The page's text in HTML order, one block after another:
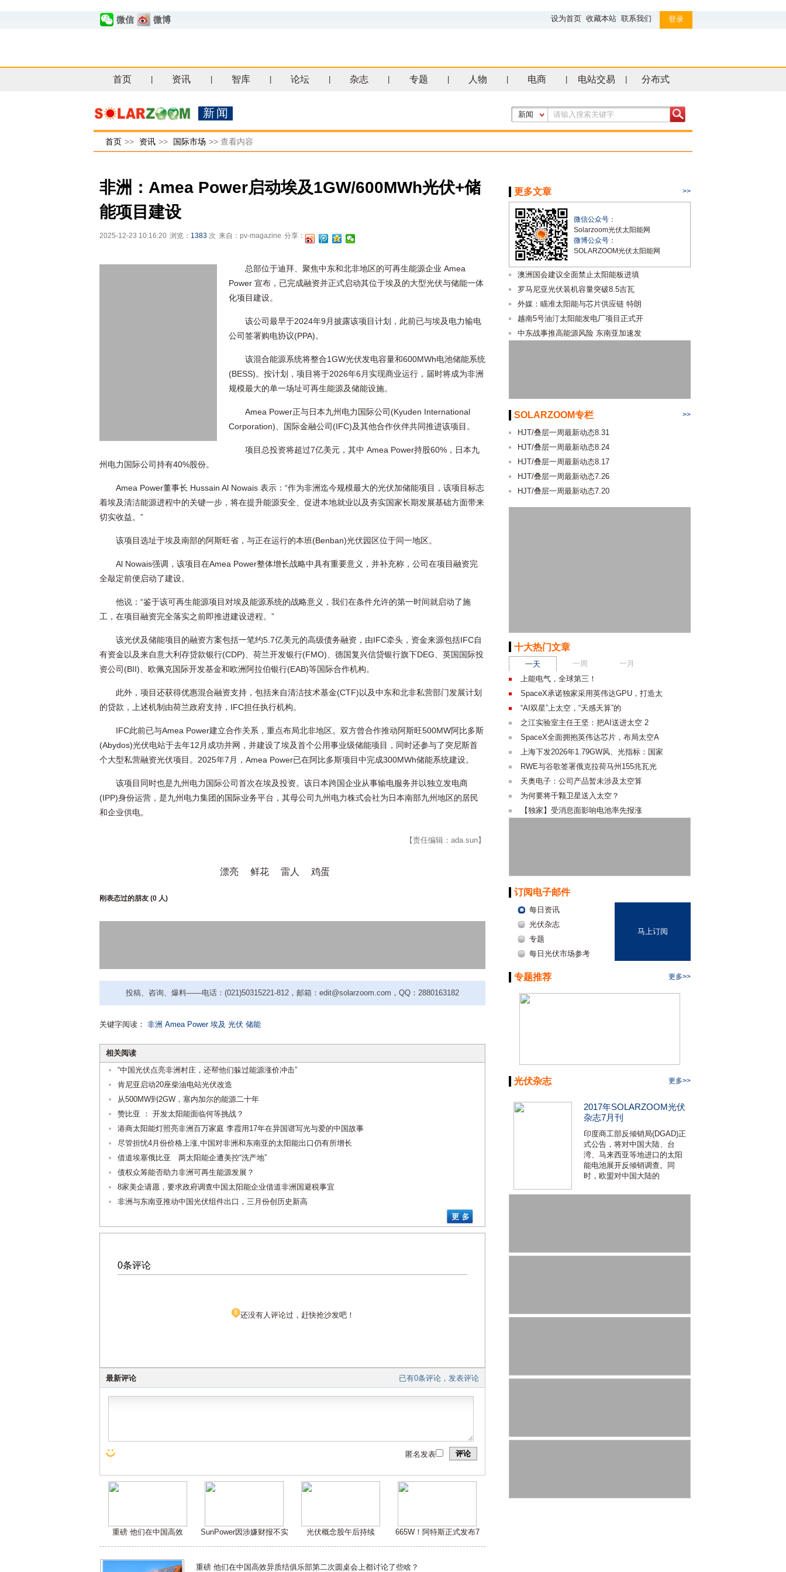
微信 微博 设为首页 收藏本站 联系我们 登录
首页 资讯 智库 论坛 杂志 专题 人物 电商 电站交易 分布式
新闻 新闻
首页 >> 资讯 >> 国际市场 >> 查看内容
非洲：Amea Power启动埃及1GW/600MWh光伏+储
能项目建设
2025-12-23 10:16:20 浏览： 1383 次 来自：pv-magazine 分享：
总部位于迪拜、聚焦中东和北非地区的可再生能源企业 Amea
Power 宣布，已完成融资并正式启动其位于埃及的大型光伏与储能一体
化项目建设。
该公司最早于2024年9月披露该项目计划，此前已与埃及电力输电
公司签署购电协议(PPA)。
该混合能源系统将整合1GW光伏发电容量和600MWh电池储能系统
(BESS)。按计划，项目将于2026年6月实现商业运行，届时将成为非洲
规模最大的单一场址可再生能源及储能设施。
Amea Power正与日本九州电力国际公司(Kyuden International
Corporation)、国际金融公司(IFC)及其他合作伙伴共同推进该项目。
项目总投资将超过7亿美元，其中 Amea Power持股60%，日本九
州电力国际公司持有40%股份。
Amea Power董事长 Hussain Al Nowais 表示：“作为非洲迄今规模最大的光伏加储能项目，该项目标志
着埃及清洁能源进程中的关键一步，将在提升能源安全、促进本地就业以及夯实国家长期发展基础方面带来
切实收益。”
该项目选址于埃及南部的阿斯旺省，与正在运行的本班(Benban)光伏园区位于同一地区。
Al Nowais强调，该项目在Amea Power整体增长战略中具有重要意义，并补充称，公司在项目融资完
全敲定前便启动了建设。
他说：“鉴于该可再生能源项目对埃及能源系统的战略意义，我们在条件允许的第一时间就启动了施
工，在项目融资完全落实之前即推进建设进程。”
该光伏及储能项目的融资方案包括一笔约5.7亿美元的高级债务融资，由IFC牵头，资金来源包括IFC自
有资金以及来自意大利存贷款银行(CDP)、荷兰开发银行(FMO)、德国复兴信贷银行旗下DEG、英国国际投
资公司(BII)、欧佩克国际开发基金和欧洲阿拉伯银行(EAB)等国际合作机构。
此外，项目还获得优惠混合融资支持，包括来自清洁技术基金(CTF)以及中东和北非私营部门发展计划
的贷款，上述机制由荷兰政府支持，IFC担任执行机构。
IFC此前已与Amea Power建立合作关系，重点布局北非地区。双方曾合作推动阿斯旺500MW阿比多斯
(Abydos)光伏电站于去年12月成功并网，并建设了埃及首个公用事业级储能项目，同时还参与了突尼斯首
个大型私营融资光伏项目。2025年7月，Amea Power已在阿比多斯项目中完成300MWh储能系统建设。
该项目同时也是九州电力国际公司首次在埃及投资。该日本跨国企业从事输电服务并以独立发电商
(IPP)身份运营，是九州电力集团的国际业务平台，其母公司九州电力株式会社为日本南部九州地区的居民
和企业供电。
【责任编辑：ada.sun】
漂亮 鲜花 雷人 鸡蛋
刚表态过的朋友 (0 人)
投稿、咨询、爆料——电话：(021)50315221-812，邮箱：edit@solarzoom.com，QQ：2880163182
关键字阅读： 非洲 Amea Power 埃及 光伏 储能
相关阅读
“中国光伏点亮非洲村庄，还帮他们躲过能源涨价冲击”
肯尼亚启动20座柴油电站光伏改造
从500MW到2GW，塞内加尔的能源二十年
赞比亚 ： 开发太阳能面临何等挑战？
港商太阳能灯照亮非洲百万家庭 李霞用17年在异国谱写光与爱的中国故事
尽管担忧4月份价格上涨,中国对非洲和东南亚的太阳能出口仍有所增长
借道埃塞俄比亚 两太阳能企遭美控“洗产地”
债权众筹能否助力非洲可再生能源发展？
8家美企请愿，要求政府调查中国太阳能企业借道非洲国避税事宜
非洲与东南亚推动中国光伏组件出口，三月份创历史新高
0条评论
还没有人评论过，赶快抢沙发吧！
已有0条评论，发表评论
最新评论
评论
匿名发表
重磅 他们在中国高效 SunPower因涉嫌财报不实 光伏概念股午后持续 665W！阿特斯正式发布7
重磅 他们在中国高效异质结俱乐部第二次圆桌会上都讨论了些啥？
更多文章 >>
微信公众号：
Solarzoom光伏太阳能网
微博公众号：
SOLARZOOM光伏太阳能网
澳洲国会建议全面禁止太阳能板进填
罗马尼亚光伏装机容量突破8.5吉瓦
外媒：瞄准太阳能与芯片供应链 特朗
越南5号油汀太阳能发电厂项目正式开
中东战事推高能源风险 东南亚加速发
SOLARZOOM专栏 >>
HJT/叠层一周最新动态8.31
HJT/叠层一周最新动态8.24
HJT/叠层一周最新动态8.17
HJT/叠层一周最新动态7.26
HJT/叠层一周最新动态7.20
十大热门文章
一天 一周
一月
上能电气，全球第三！
SpaceX承诺独家采用英伟达GPU，打造太
“AI双星”上太空，“天感天算”的
之江实验室主任王坚：把AI送进太空 2
SpaceX全面拥抱英伟达芯片，布局太空A
上海下发2026年1.79GW风、光指标：国家
RWE与谷歌签署俄克拉荷马州155兆瓦光
天奥电子：公司产品暂未涉及太空算
为何要将千颗卫星送入太空？
【独家】受消息面影响电池率先报涨
订阅电子邮件
每日资讯
光伏杂志
专题
每日光伏市场参考
马上订阅
专题推荐 更多>>
光伏杂志 更多>>
2017年SOLARZOOM光伏
杂志7月刊
印度商工部反倾销局(DGAD)正
式公告，将对中国大陆、台
湾、马来西亚等地进口的太阳
能电池展开反倾销调查。同
时，欧盟对中国大陆的